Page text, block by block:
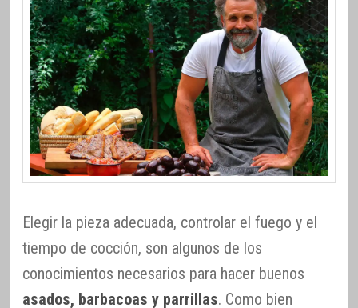
Elegir la pieza adecuada, controlar el fuego y el
tiempo de cocción, son algunos de los
conocimientos necesarios para hacer buenos
asados, barbacoas y parrillas. Como bien